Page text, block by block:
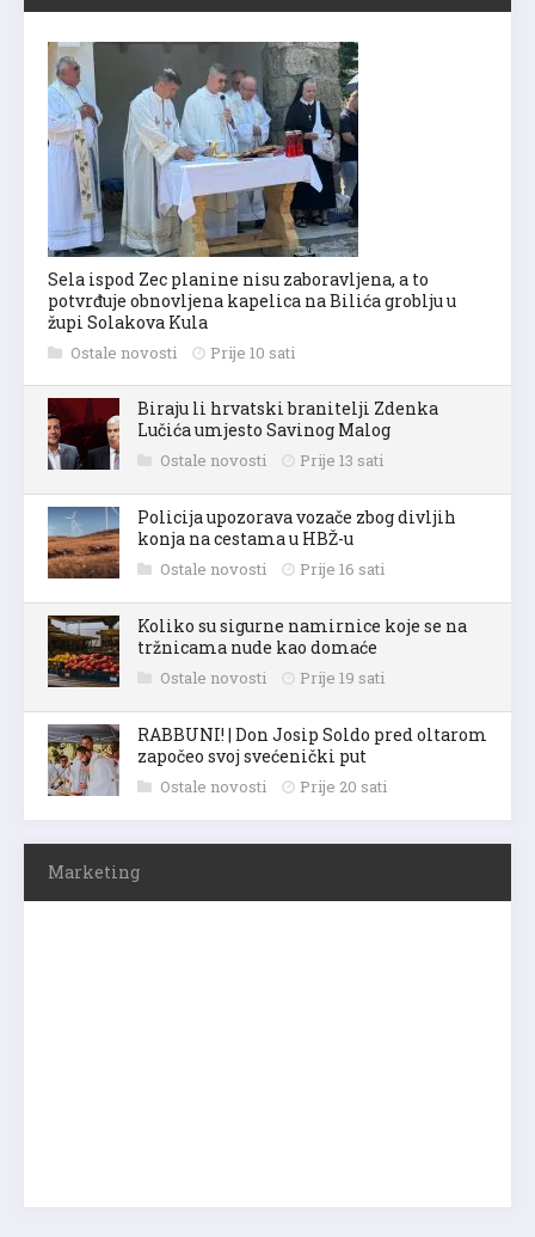
Sela ispod Zec planine nisu zaboravljena, a to
potvrđuje obnovljena kapelica na Bilića groblju u
župi Solakova Kula
Ostale novosti Prije 10 sati
Biraju li hrvatski branitelji Zdenka
Lučića umjesto Savinog Malog
Ostale novosti Prije 13 sati
Policija upozorava vozače zbog divljih
konja na cestama u HBŽ-u
Ostale novosti Prije 16 sati
Koliko su sigurne namirnice koje se na
tržnicama nude kao domaće
Ostale novosti Prije 19 sati
RABBUNI! | Don Josip Soldo pred oltarom
započeo svoj svećenički put
Ostale novosti Prije 20 sati
Marketing